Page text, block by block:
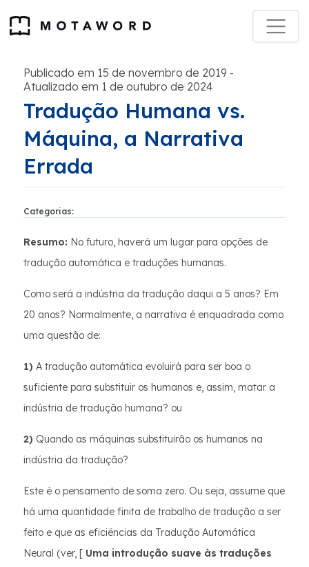
Publicado em 15 de novembro de 2019 -
Atualizado em 1 de outubro de 2024
Tradução Humana vs.
Máquina, a Narrativa
Errada
Categorias:
Resumo: No futuro, haverá um lugar para opções de
tradução automática e traduções humanas.
Como será a indústria da tradução daqui a 5 anos? Em
20 anos? Normalmente, a narrativa é enquadrada como
uma questão de:
1) A tradução automática evoluirá para ser boa o
suficiente para substituir os humanos e, assim, matar a
indústria de tradução humana? ou
2) Quando as máquinas substituirão os humanos na
indústria da tradução?
Este é o pensamento de soma zero. Ou seja, assume que
há uma quantidade finita de trabalho de tradução a ser
feito e que as eficiências da Tradução Automática
Neural (ver, [ Uma introdução suave às traduções